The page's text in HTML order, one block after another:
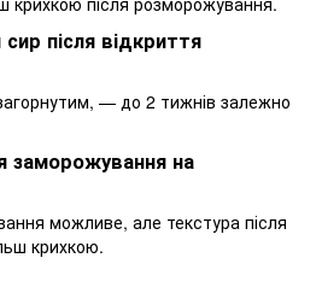
сир після відкриття
— до 2 тижнів залежно
заморожування на
можливе, але текстура після
крихкою.